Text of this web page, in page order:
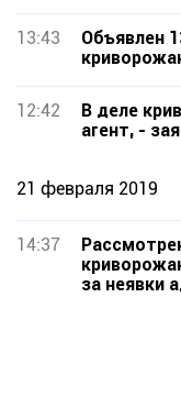
13:43
Объявлен
12:42
В деле
агент, -
21 февраля 2019
14:37
за неявки